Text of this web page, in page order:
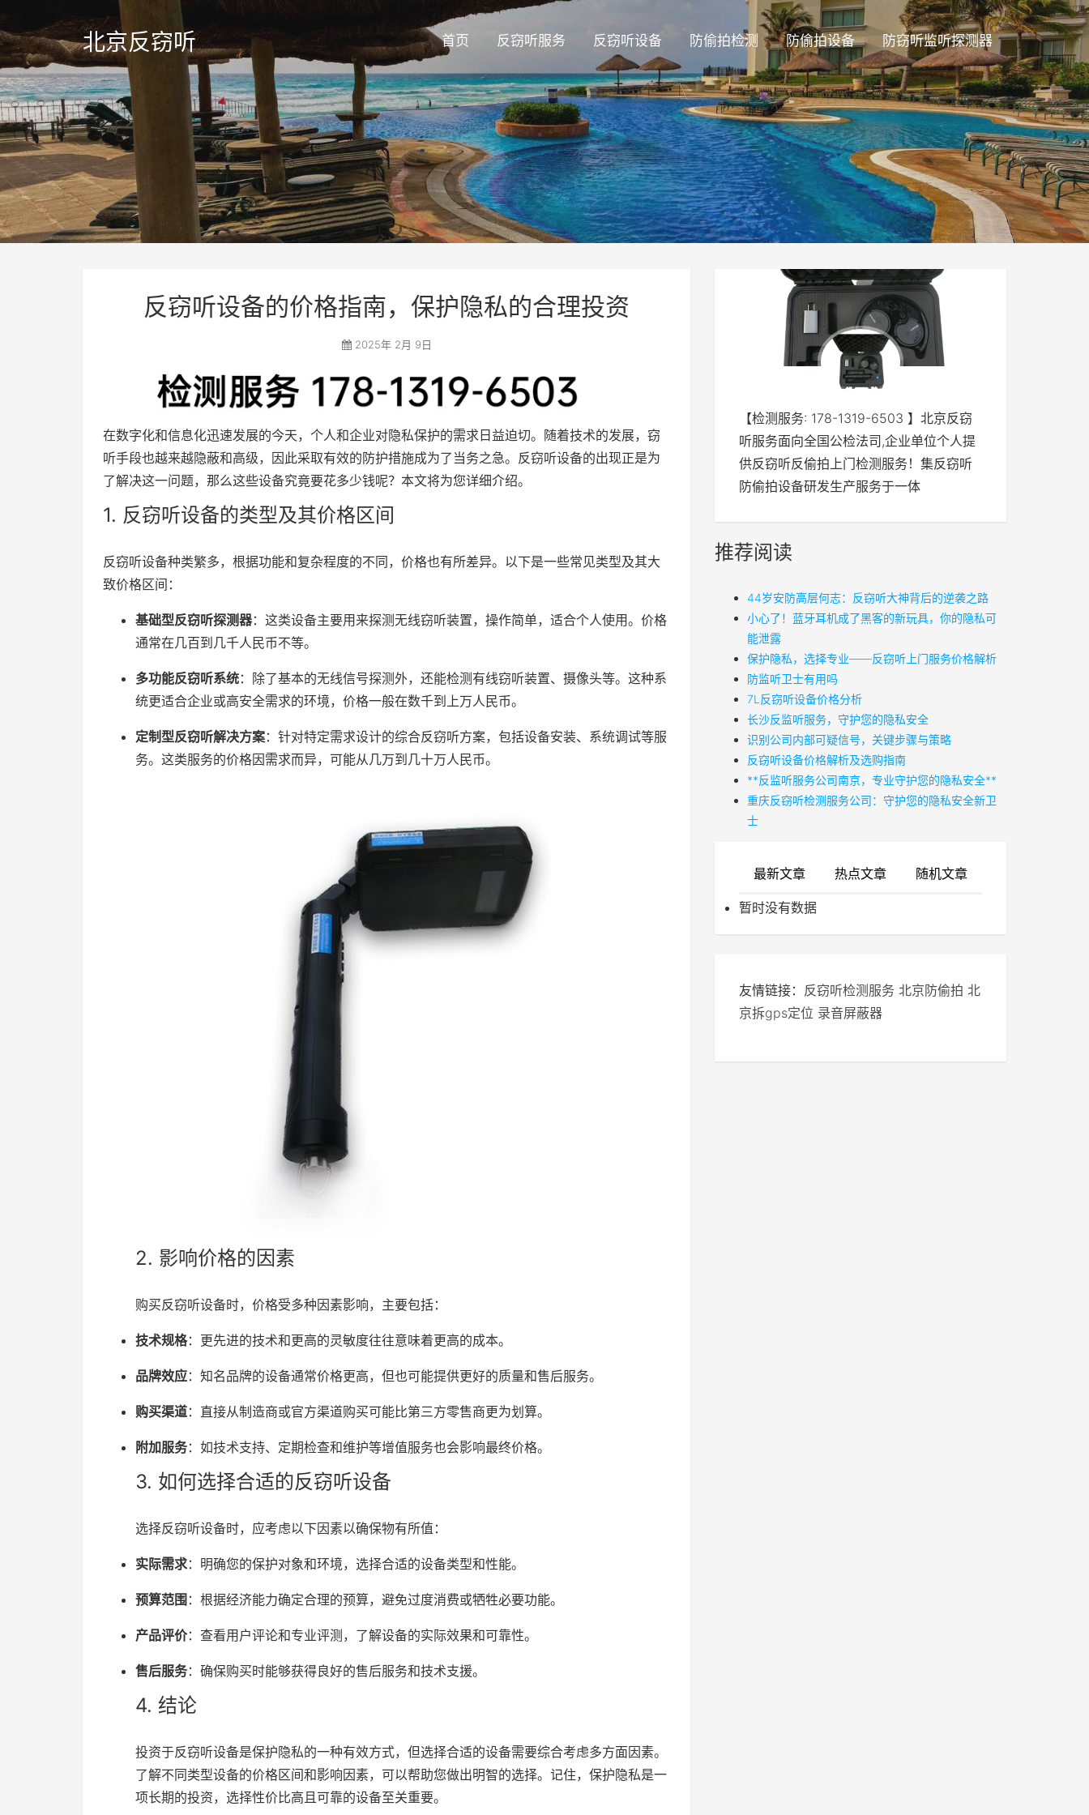
北京反窃听 首页 反窃听服务 反窃听设备 防偷拍检测 防偷拍设备 防窃听监听探测器
反窃听设备的价格指南，保护隐私的合理投资
2025年 2月 9日
在数字化和信息化迅速发展的今天，个人和企业对隐私保护的需求日益迫切。随着技术的发展，窃
听手段也越来越隐蔽和高级，因此采取有效的防护措施成为了当务之急。反窃听设备的出现正是为
了解决这一问题，那么这些设备究竟要花多少钱呢？本文将为您详细介绍。
1. 反窃听设备的类型及其价格区间
反窃听设备种类繁多，根据功能和复杂程度的不同，价格也有所差异。以下是一些常见类型及其大
致价格区间：
基础型反窃听探测器：这类设备主要用来探测无线窃听装置，操作简单，适合个人使用。价格
通常在几百到几千人民币不等。
多功能反窃听系统：除了基本的无线信号探测外，还能检测有线窃听装置、摄像头等。这种系
统更适合企业或高安全需求的环境，价格一般在数千到上万人民币。
定制型反窃听解决方案：针对特定需求设计的综合反窃听方案，包括设备安装、系统调试等服
务。这类服务的价格因需求而异，可能从几万到几十万人民币。
2. 影响价格的因素
购买反窃听设备时，价格受多种因素影响，主要包括：
技术规格：更先进的技术和更高的灵敏度往往意味着更高的成本。
品牌效应：知名品牌的设备通常价格更高，但也可能提供更好的质量和售后服务。
购买渠道：直接从制造商或官方渠道购买可能比第三方零售商更为划算。
附加服务：如技术支持、定期检查和维护等增值服务也会影响最终价格。
3. 如何选择合适的反窃听设备
选择反窃听设备时，应考虑以下因素以确保物有所值：
实际需求：明确您的保护对象和环境，选择合适的设备类型和性能。
预算范围 ：根据经济能力确定合理的预算，避免过度消费或牺牲必要功能。
产品评价：查看用户评论和专业评测，了解设备的实际效果和可靠性。
售后服务：确保购买时能够获得良好的售后服务和技术支援。
4. 结论
投资于反窃听设备是保护隐私的一种有效方式，但选择合适的设备需要综合考虑多方面因素。
了解不同类型设备的价格区间和影响因素，可以帮助您做出明智的选择。记住，保护隐私是一
项长期的投资，选择性价比高且可靠的设备至关重要。
【检测服务: 178-1319-6503 】北京反窃
听服务面向全国公检法司,企业单位个人提
供反窃听反偷拍上门检测服务！集反窃听
防偷拍设备研发生产服务于一体
推荐阅读
44岁安防高层何志：反窃听大神背后的逆袭之路
小心了！蓝牙耳机成了黑客的新玩具，你的隐私可
能泄露
保护隐私，选择专业——反窃听上门服务价格解析
防监听卫士有用吗
7L反窃听设备价格分析
长沙反监听服务，守护您的隐私安全
识别公司内部可疑信号，关键步骤与策略
反窃听设备价格解析及选购指南
**反监听服务公司南京，专业守护您的隐私安全**
重庆反窃听检测服务公司：守护您的隐私安全新卫
士
最新文章 热点文章 随机文章
暂时没有数据
友情链接： 反窃听检测服务 北京防偷拍 北
京拆gps定位 录音屏蔽器